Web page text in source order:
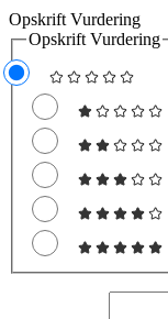
Opskrift Vurdering
Opskrift Vurdering